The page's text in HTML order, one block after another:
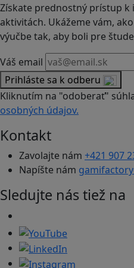
Získate prednostný prístup k
aktivitách. Ukážeme vám,
výučbe tak, aby boli pre
Váš email
Prihláste sa k odberu
Kliknutím na "odoberať"
osobných údajov.
Kontakt
Zavolajte nám +421 907
Napíšte nám
Sledujte nás tiež na